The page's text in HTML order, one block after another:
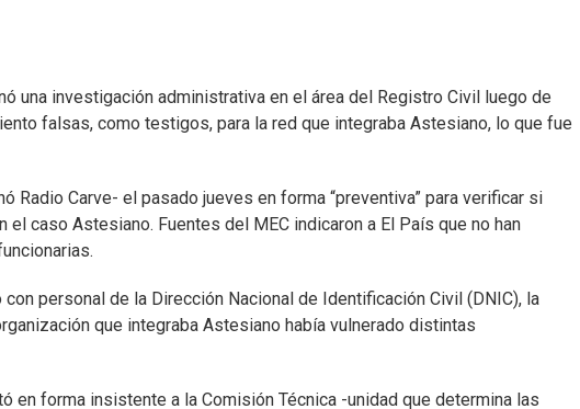
una investigación administrativa en el área del Registro Civil luego de
falsas, como testigos, para la red que integraba Astesiano, lo que fue
Radio Carve- el pasado jueves en forma “preventiva” para verificar si
caso Astesiano. Fuentes del MEC indicaron a El País que no han
personal de la Dirección Nacional de Identificación Civil (DNIC), la
que integraba Astesiano había vulnerado distintas
en forma insistente a la Comisión Técnica -unidad que determina las